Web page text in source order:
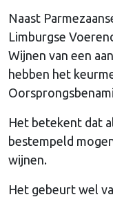
Naast
Limburgse
Wijnen van een
hebben het
Het betekent dat
bestempeld
wijnen.
Het gebeurt wel